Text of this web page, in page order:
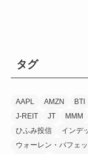
タグ
AAPL AMZN BTI
J-REIT
JT MMM
ひふみ投信
インデ
ウォーレン・バフェッ